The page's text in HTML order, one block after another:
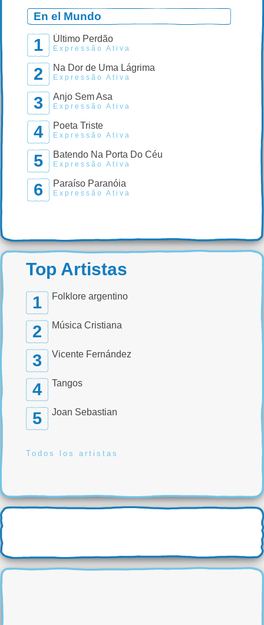
En el Mundo
1 Último Perdão
Expressão Ativa
2 Na Dor de Uma Lágrima
Expressão Ativa
3 Anjo Sem Asa
Expressão Ativa
4 Poeta Triste
Expressão Ativa
5 Batendo Na Porta Do Céu
Expressão Ativa
6 Paraíso Paranóia
Expressão Ativa
Top Artistas
1 Folklore argentino
2 Música Cristiana
3 Vicente Fernández
4 Tangos
5 Joan Sebastian
Todos los artistas